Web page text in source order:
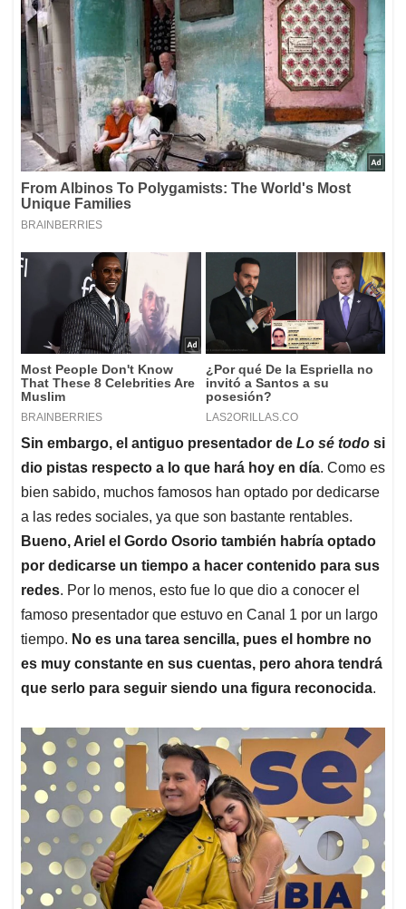
Sin embargo, el antiguo presentador de Lo sé todo si
dio pistas respecto a lo que hará hoy en día. Como es
bien sabido, muchos famosos han optado por dedicarse
a las redes sociales, ya que son bastante rentables.
Bueno, Ariel el Gordo Osorio también habría optado
por dedicarse un tiempo a hacer contenido para sus
redes. Por lo menos, esto fue lo que dio a conocer el
famoso presentador que estuvo en Canal 1 por un largo
tiempo. No es una tarea sencilla, pues el hombre no
es muy constante en sus cuentas, pero ahora tendrá
que serlo para seguir siendo una figura reconocida.